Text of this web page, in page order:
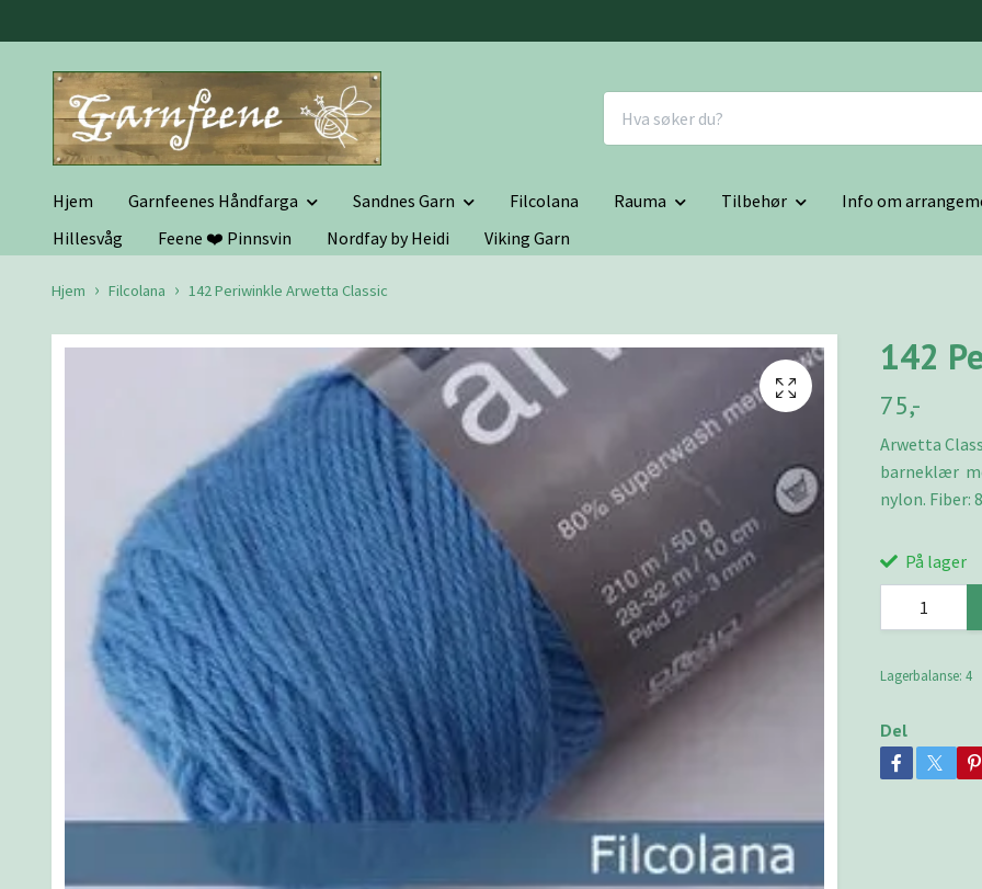
Hjem Garnfeenes Håndfarga Sandnes Garn Filcolana Rauma Tilbehør Info om
Hillesvåg
Feene ❤️ Pinnsvin Nordfay by Heidi Viking Garn
Hjem Filcolana 142 Periwinkle Arwetta Classic
142
75,-
Arwetta
barneklær
nylon. Fiber: 8
På lager
Lagerbalanse: 4
Del